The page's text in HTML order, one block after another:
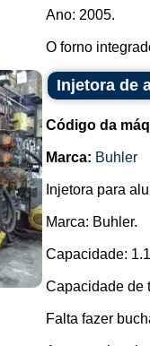
Ano: 2005.
O forno
Injetora de
Código da
Marca: Buhler
Injetora para
Marca: Buhler.
Capacidade:
Capacidade de
Falta fazer